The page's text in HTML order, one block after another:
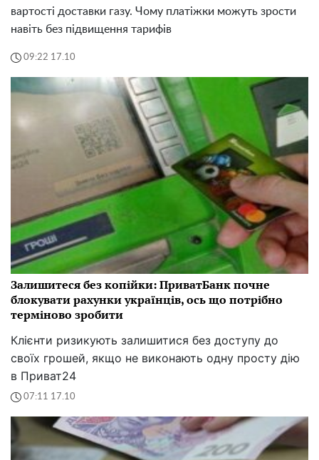
вартості доставки газу. Чому платіжки можуть зрости
навіть без підвищення тарифів
09:22 17.10
Залишитеся без копійки: ПриватБанк почне
блокувати рахунки українців, ось що потрібно
терміново зробити
Клієнти ризикують залишитися без доступу до
своїх грошей, якщо не виконають одну просту дію
в Приват24
07:11 17.10